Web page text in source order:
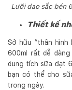
Lưỡi dao sắc bén
Thiết kế
Sở hữu “thân hình
600ml rất dễ
dung tích sữa đạt
bạn có thể cho
trong ngày.